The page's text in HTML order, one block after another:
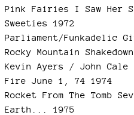
Pink Fairies I Saw Her
Sweeties 1972
Parliament/Funkadelic
Rocky Mountain
Kevin Ayers / John Cale
Fire June 1, 74 1974
Rocket From The Tomb
Earth... 1975